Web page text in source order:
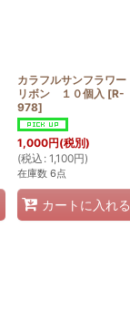
カラフルサンフラワー
リボン １０個入 [R-
978]
1,000円(税別)
(税込 : 1,100円)
在庫数 6点
カートに入れる